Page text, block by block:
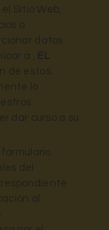
Sitio Web,
o
datos
a , EL
de estos.
lo
dar curso a su
del
al